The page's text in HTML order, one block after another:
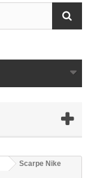
Scarpe Nike